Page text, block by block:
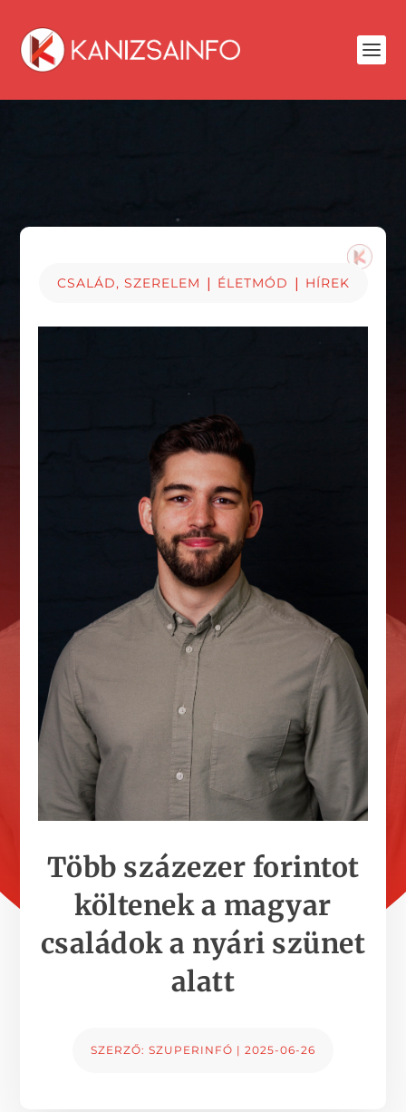
CSALÁD, SZERELEM | ÉLETMÓD | HÍREK
Több százezer forintot
költenek a magyar
családok a nyári szünet
alatt
SZERZŐ: SZUPERINFÓ | 2025-06-26